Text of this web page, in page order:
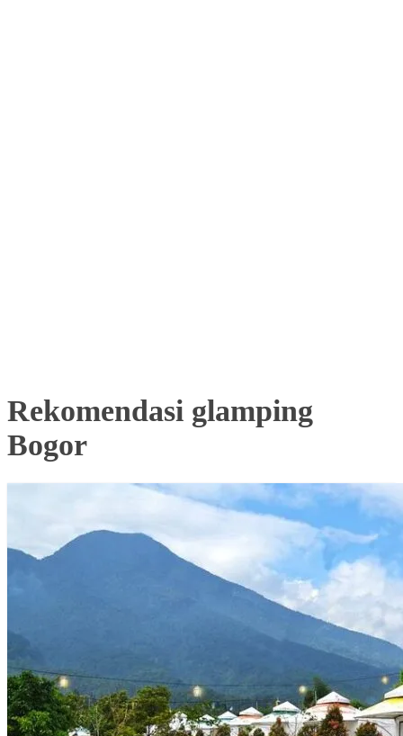
Rekomendasi glamping
Bogor